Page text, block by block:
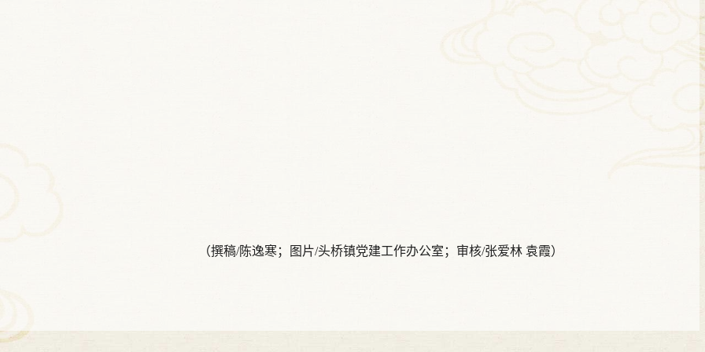
/陈逸寒；图片/头桥镇党建工作办公室；审核/张爱林 袁霞）